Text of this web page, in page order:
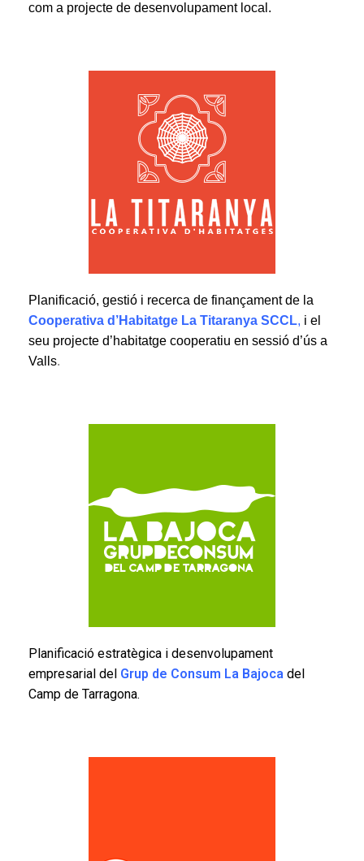
com a projecte de desenvolupament local.
Planificació, gestió i recerca de finançament de la
Cooperativa d’Habitatge La Titaranya SCCL, i el
seu projecte d’habitatge cooperatiu en sessió d’ús a
Valls.
Planificació estratègica i desenvolupament
empresarial del Grup de Consum La Bajoca del
Camp de Tarragona.